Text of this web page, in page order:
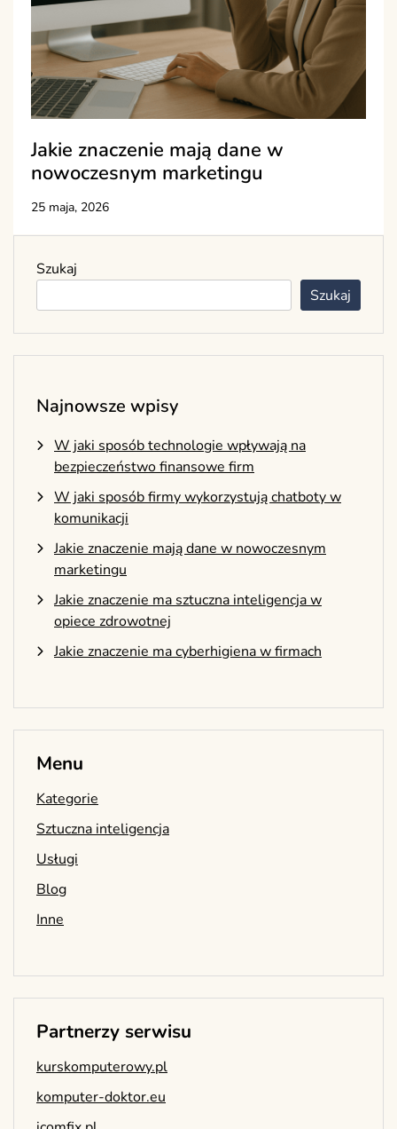
Jakie znaczenie mają dane w
nowoczesnym marketingu
25 maja, 2026
Szukaj
Szukaj
Najnowsze wpisy
W jaki sposób technologie wpływają na
bezpieczeństwo finansowe firm
W jaki sposób firmy wykorzystują chatboty w
komunikacji
Jakie znaczenie mają dane w nowoczesnym
marketingu
Jakie znaczenie ma sztuczna inteligencja w
opiece zdrowotnej
Jakie znaczenie ma cyberhigiena w firmach
Menu
Kategorie
Sztuczna inteligencja
Usługi
Blog
Inne
Partnerzy serwisu
kurskomputerowy.pl
komputer-doktor.eu